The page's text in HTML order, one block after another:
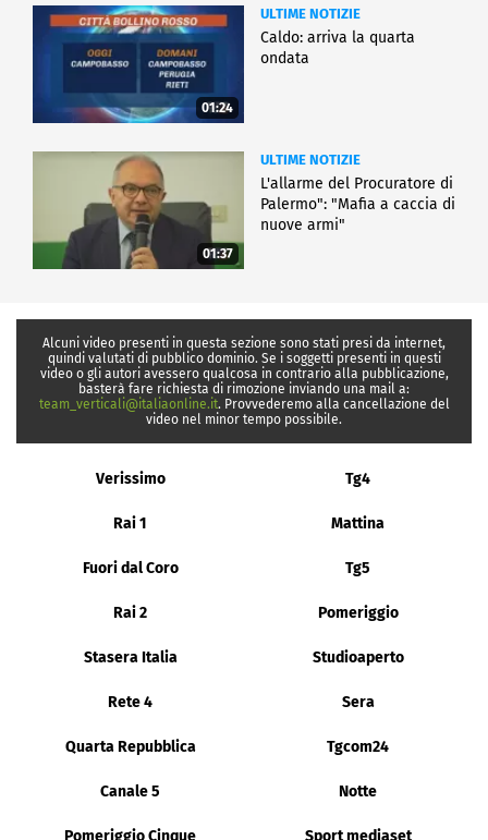
01:24
ULTIME NOTIZIE
Caldo: arriva la quarta
ondata
01:37
ULTIME NOTIZIE
L'allarme del Procuratore di
Palermo": "Mafia a caccia di
nuove armi"
Alcuni video presenti in questa sezione sono stati presi da internet,
quindi valutati di pubblico dominio. Se i soggetti presenti in questi
video o gli autori avessero qualcosa in contrario alla pubblicazione,
basterà fare richiesta di rimozione inviando una mail a:
team_verticali@italiaonline.it. Provvederemo alla cancellazione del
video nel minor tempo possibile.
Verissimo Tg4
Rai 1 Mattina
Fuori dal Coro Tg5
Rai 2 Pomeriggio
Stasera Italia Studioaperto
Rete 4 Sera
Quarta Repubblica Tgcom24
Canale 5 Notte
Pomeriggio Cinque Sport mediaset